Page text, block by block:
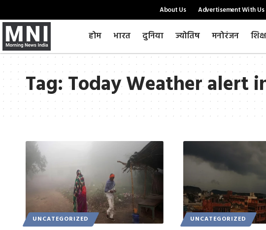
About Us Advertisement With Us
होम भारत दुनिया ज्योतिष मनोरंजन
Tag:Today Weather alert
UNCATEGORIZED UNCATEGORIZED